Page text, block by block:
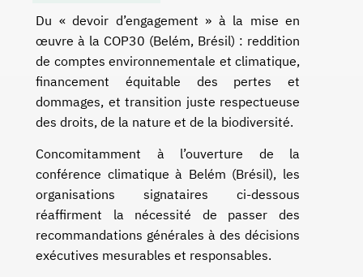
Du « devoir d’engagement » à la mise en
œuvre à la COP30 (Belém, Brésil) : reddition
de comptes environnementale et climatique,
financement équitable des pertes et
dommages, et transition juste respectueuse
des droits, de la nature et de la biodiversité.
Concomitamment à l’ouverture de la
conférence climatique à Belém (Brésil), les
organisations signataires ci-dessous
réaffirment la nécessité de passer des
recommandations générales à des décisions
exécutives mesurables et responsables.